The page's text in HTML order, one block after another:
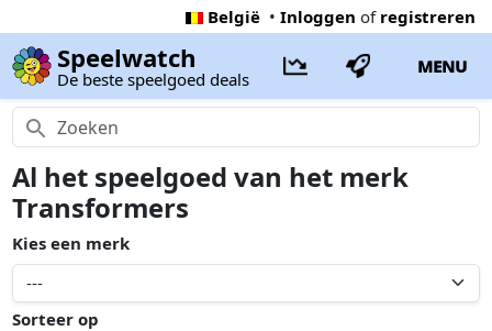
België • Inloggen of registreren
Speelwatch
De beste speelgoed deals
MENU
Al het speelgoed van het merk
Transformers
Kies een merk
Sorteer op